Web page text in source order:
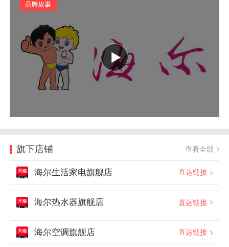
旗下店铺 查看全部
海尔生活家电旗舰店 直达链接
海尔热水器旗舰店 直达链接
海尔空调旗舰店 直达链接